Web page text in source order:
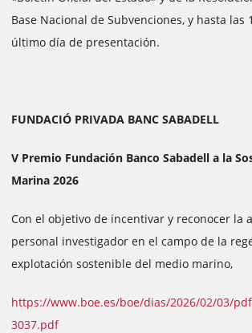
Base Nacional de Subvenciones, y hasta las
último día de presentación.
FUNDACIÓ PRIVADA BANC SABADELL
V Premio Fundación Banco Sabadell a la
Marina 2026
Con el objetivo de incentivar y reconocer la
personal investigador en el campo de la
explotación sostenible del medio marino,
https://www.boe.es/boe/dias/2026/02/03/
3037.pdf